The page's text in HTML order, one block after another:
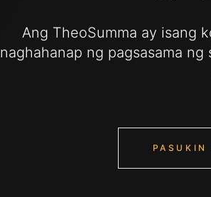
Ang TheoSumma ay isang
naghahanap ng pagsasama
PASUKIN